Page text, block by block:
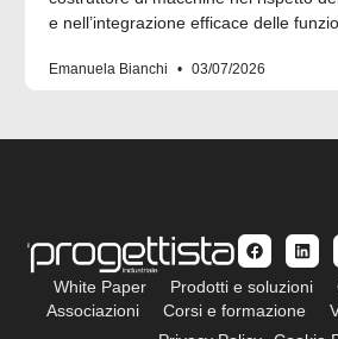
e nell’integrazione efficace delle
Emanuela Bianchi 03/07/2026
White Paper Prodotti e soluzioni
Associazioni
Corsi e formazione